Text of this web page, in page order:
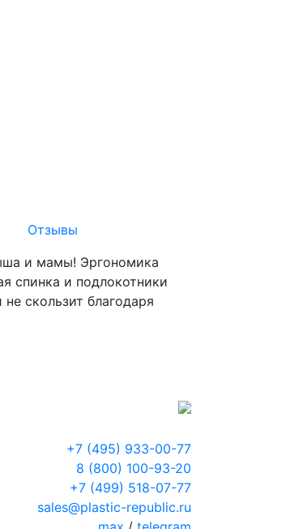
Отзывы
и мамы! Эргономика
спинка и подлокотники
скользит благодаря
+7 (495) 933-00-77
8 (800) 100-93-20
+7 (499) 518-07-77
sales@plastic-republic.ru